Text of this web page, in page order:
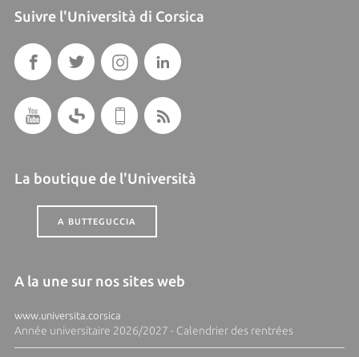
Suivre l'Università di Corsica
La boutique de l'Università
A BUTTEGUCCIA
A la une sur nos sites web
www.universita.corsica
Année universitaire 2026/2027 - Calendrier des rentrées